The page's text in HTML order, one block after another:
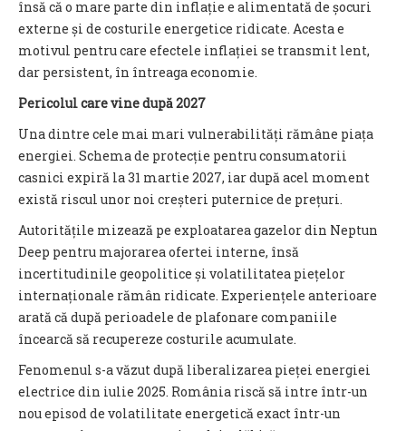
însă că o mare parte din inflație e alimentată de șocuri
externe și de costurile energetice ridicate. Acesta e
motivul pentru care efectele inflației se transmit lent,
dar persistent, în întreaga economie.
Pericolul care vine după 2027
Una dintre cele mai mari vulnerabilități rămâne piața
energiei. Schema de protecție pentru consumatorii
casnici expiră la 31 martie 2027, iar după acel moment
există riscul unor noi creșteri puternice de prețuri.
Autoritățile mizează pe exploatarea gazelor din Neptun
Deep pentru majorarea ofertei interne, însă
incertitudinile geopolitice și volatilitatea piețelor
internaționale rămân ridicate. Experiențele anterioare
arată că după perioadele de plafonare companiile
încearcă să recupereze costurile acumulate.
Fenomenul s-a văzut după liberalizarea pieței energiei
electrice din iulie 2025. România riscă să intre într-un
nou episod de volatilitate energetică exact într-un